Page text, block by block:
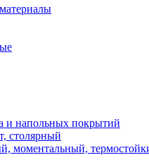
и напольных покрытий
столярный
моментальный,